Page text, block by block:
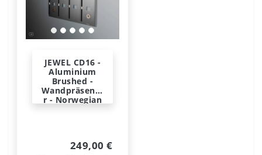
JEWEL CD16 -
Aluminium
Brushed -
Wandpräsente
r - Norwegian
249,00 €